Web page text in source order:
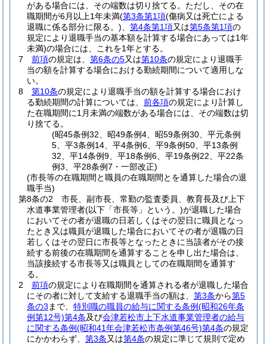
がある場合には、その端数は切り捨てる。 ただし、その在
職期間が6月以上1年未満(第3条第1項(傷病又は死亡による
退職に係る部分に限る。)
第4条第1項又は第5条第1項の
規定により退職手当の基本額を計算する場合にあっては1年
未満)の場合には、これを1年とする。
7
前項の規定は、 第6条の5又は第10条の規定により退職手
当の額を計算する場合における勤続期間について適用しな
い。
8
第10条の規定により退職手当の額を計算する場合におけ
る勤続期間の計算については、 前各項の規定により計算し
た在職期間に1月未満の端数がある場合には、その端数は切
り捨てる。
(昭45条例32、昭49条例4、昭59条例30、平元条例
5、平3条例14、平4条例6、平9条例50、平13条例
32、平14条例9、平18条例6、平19条例22、平22条
例3、平28条例7・一部改正)
(市長等の在職期間と職員の在職期間とを通算した場合の退
職手当)
第8条の2
市長、副市長、常勤の監査委員、教育長及び上下
水道事業管理者(以下「市長等」という。)が退職した場合
においてその者が退職の日若しくはその翌日に職員となっ
たとき又は職員が退職した場合においてその者が退職の日
若しくはその翌日に市長等となったときに当該者がその接
続する前後の在職期間を通算することを申し出た場合は、
当該接続する市長等又は職員としての在職期間を通算す
る。
2
前項の規定により在職期間を通算される者が退職した場合
にその者に対して支給する退職手当の額は、 第3条から第5
条の3 まで、 特別職の職員の給与に関する条例(昭和26年条
例第12号)第4条及び会津若松市上下水道事業管理者の給与
に関する条例(昭和41年会津若松市条例第46号)第4条の規定
にかかわらず、 第3条又は第4条の規定に準じて規則で定め